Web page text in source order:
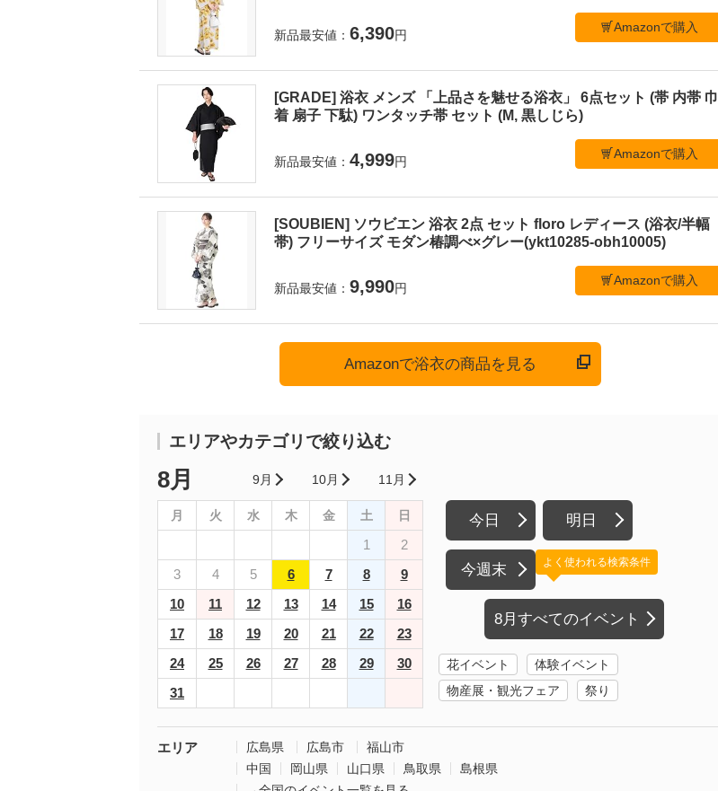
新品最安値： 6,390円
Amazonで購入
[GRADE] 浴衣 メンズ 「上品さを魅せる浴衣」 6点セット (帯 内帯 巾
着 扇子 下駄) ワンタッチ帯 セット (M, 黒しじら)
新品最安値： 4,999円
Amazonで購入
[SOUBIEN] ソウビエン 浴衣 2点 セット floro レディース (浴衣/半幅
帯) フリーサイズ モダン椿調べ×グレー(ykt10285-obh10005)
新品最安値： 9,990円
Amazonで購入
Amazonで浴衣の商品を見る
エリアやカテゴリで絞り込む
8月 9月 10月 11月
月 火 水 木 金 土 日
1
2
3
4 5 6 7 8
9
10
11 12 13 14 15
16
17
18 19 20 21 22
23
24
25 26 27 28 29
30
31
今日 明日
今週末
8月すべてのイベント
よく使われる検索条件
花イベント
体験イベント
物産展・観光フェア
祭り
エリア 広島県 広島市
福山市
中国
岡山県 山口県 鳥取県
島根県